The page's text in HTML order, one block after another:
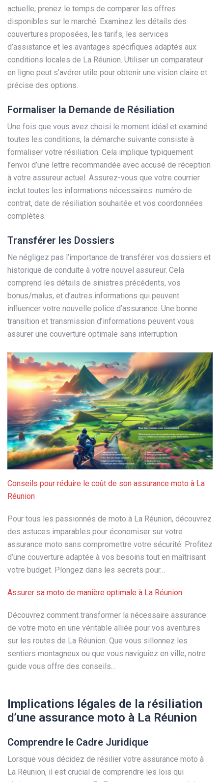
actuelle, prenez le temps de comparer les offres
disponibles sur le marché. Examinez les détails des
couvertures proposées, les tarifs, les services
d’assistance et les avantages spécifiques adaptés aux
conditions locales de La Réunion. Utiliser un comparateur
en ligne peut s’avérer utile pour obtenir une vision claire et
précise des options.
Formaliser la Demande de Résiliation
Une fois que vous avez choisi le moment idéal et examiné
toutes les conditions, la démarche suivante consiste à
formaliser votre résiliation. Cela implique typiquement
l’envoi d’une lettre recommandée avec accusé de réception
à votre assureur actuel. Assurez-vous que votre courrier
inclut toutes les informations nécessaires: numéro de
contrat, date de résiliation souhaitée et vos coordonnées
complètes.
Transférer les Dossiers
Ne négligez pas l’importance de transférer vos dossiers et
historique de conduite à votre nouvel assureur. Cela
comprend les détails de sinistres précédents, vos
bonus/malus, et d’autres informations qui peuvent
influencer votre nouvelle police d’assurance. Une bonne
transition et transmission d’informations peuvent vous
assurer une couverture optimale sans interruption.
Conseils pour réduire le coût de son assurance moto à La
Réunion
Pour tous les passionnés de moto à La Réunion, découvrez
des astuces imparables pour économiser sur votre
assurance moto sans compromettre votre sécurité. Profitez
d’une couverture adaptée à vos besoins tout en maîtrisant
votre budget. Plongez dans les secrets pour…
Assurer sa moto de manière optimale à La Réunion
Découvrez comment transformer la nécessaire assurance
de votre moto en une véritable alliée pour vos aventures
sur les routes de La Réunion. Que vous sillonnez les
sentiers montagneux ou que vous naviguiez en ville, notre
guide vous offre des conseils…
Implications légales de la résiliation
d’une assurance moto à La Réunion
Comprendre le Cadre Juridique
Lorsque vous décidez de résilier votre assurance moto à
La Réunion, il est crucial de comprendre les lois qui